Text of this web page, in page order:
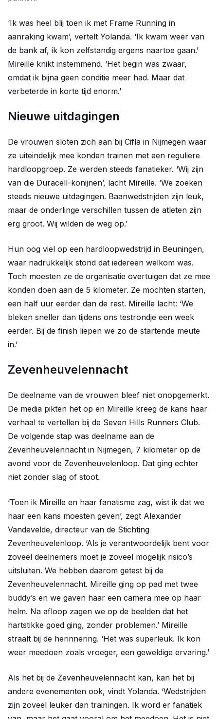
‘Ik was heel blij toen ik met Frame Running in
aanraking kwam’, vertelt Yolanda. ‘Ik kwam weer van
de bank af, ik kon zelfstandig ergens naartoe gaan.’
Mireille knikt instemmend. ‘Het begin was zwaar,
omdat ik bijna geen conditie meer had. Maar dat
verbeterde in korte tijd enorm.’
Nieuwe uitdagingen
De vrouwen sloten zich aan bij Cifla in Nijmegen waar
ze uiteindelijk mee konden trainen met een reguliere
hardloopgroep. Ze werden steeds fanatieker. ‘Wij zijn
van die Duracell-konijnen’, lacht Mireille. ‘We zoeken
steeds nieuwe uitdagingen. Baanwedstrijden zijn leuk,
maar de onderlinge verschillen tussen de atleten zijn
erg groot. Wij wilden de weg op.’
Hun oog viel op een hardloopwedstrijd in Beuningen,
waar nadrukkelijk stond dat iedereen welkom was.
Toch moesten ze de organisatie overtuigen dat ze mee
konden doen aan de 5 kilometer. Ze mochten starten,
een half uur eerder dan de rest. Mireille lacht: ‘We
bleken sneller dan tijdens ons testrondje een week
eerder. Bij de finish liepen we zo de startende meute
in.’
Zevenheuvelennacht
De deelname van de vrouwen bleef niet onopgemerkt.
De media pikten het op en Mireille kreeg de kans haar
verhaal te vertellen bij de Seven Hills Runners Club.
De volgende stap was deelname aan de
Zevenheuvelennacht in Nijmegen, 7 kilometer op de
avond voor de Zevenheuvelenloop. Dat ging echter
niet zonder slag of stoot.
‘Toen ik Mireille en haar fanatisme zag, wist ik dat we
haar een kans moesten geven’, zegt Alexander
Vandevelde, directeur van de Stichting
Zevenheuvelenloop. ‘Als je verantwoordelijk bent voor
zoveel deelnemers moet je zoveel mogelijk risico’s
uitsluiten. We hebben daarom getest bij de
Zevenheuvelennacht. Mireille ging op pad met twee
buddy’s en we gaven haar een camera mee op haar
helm. Na afloop zagen we op de beelden dat het
hartstikke goed ging, zonder problemen.’ Mireille
straalt bij de herinnering. ‘Het was superleuk. Ik kon
weer meedoen zoals vroeger, een geweldige ervaring.’
Als het bij de Zevenheuvelennacht kan, kan het bij
andere evenementen ook, vindt Yolanda. ‘Wedstrijden
zijn zoveel leuker dan trainingen. Ik word er fanatiek